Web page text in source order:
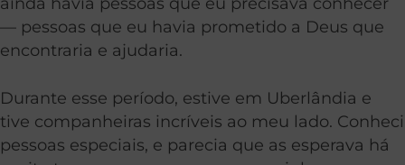
— pessoas que eu havia prometido a Deus que
encontraria e ajudaria.
Durante esse período, estive em Uberlândia e
tive companheiras incríveis ao meu lado. Conheci
pessoas especiais, e parecia que as esperava há